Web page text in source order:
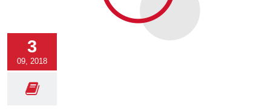
3
09, 2018